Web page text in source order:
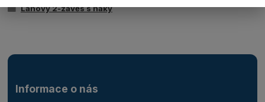
Lanový 2-závěs s háky
Informace o nás